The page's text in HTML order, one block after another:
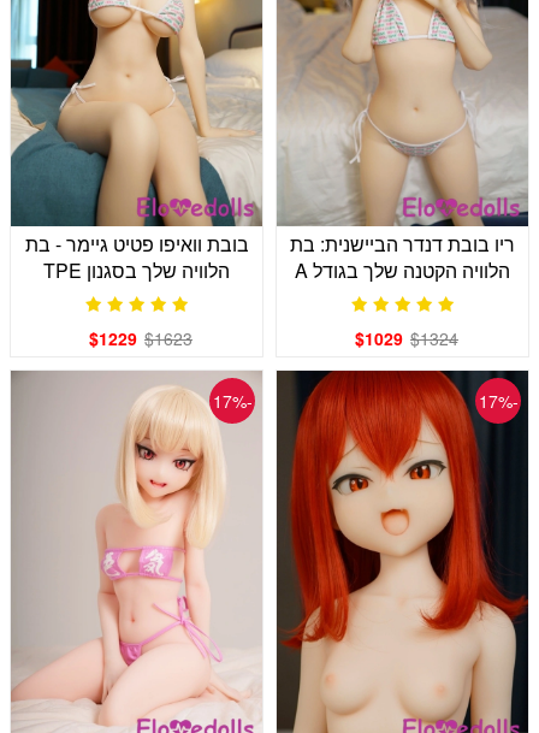
ריו בובת דנדר הביישנית: בת
הלוויה הקטנה שלך בגודל A
$1324
$1029
בובת וואיפו פטיט גיימר - בת
הלוויה שלך בסגנון TPE
בגודל 148 ס"מ
$1623
$1229
-17%
-17%